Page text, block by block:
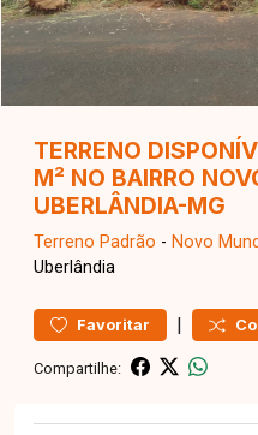
TERRENO
M² NO BAIRRO
UBERLÂNDIA-MG
Terreno Padrão - Novo
Uberlândia
Favoritar |
Compartilhe: